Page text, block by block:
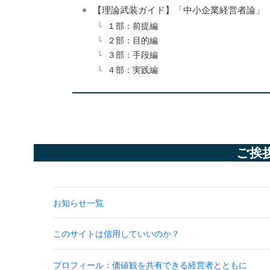
【理論武装ガイド】「中小企業経営者論」
１部：前提編
２部：目的編
３部：手段編
４部：実践編
ご挨
お知らせ一覧
このサイトは信用していいのか？
プロフィール：価値観を共有できる経営者とともに